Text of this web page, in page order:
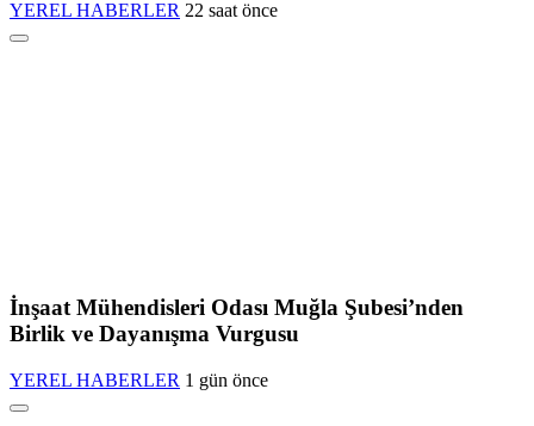
YEREL HABERLER 22 saat önce
İnşaat Mühendisleri Odası Muğla Şubesi’nden
Birlik ve Dayanışma Vurgusu
YEREL HABERLER 1 gün önce